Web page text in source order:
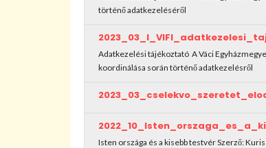
történő adatkezeléséről
Adatkezelési tájékoztató A Váci
koordinálása során történő adatkezelésről
Isten országa és a kisebb testvér Szerző: